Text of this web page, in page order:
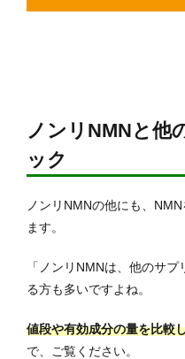
ノンリNMNと他
ック
ノンリNMNの他にも、
ます。
「ノンリNMNは、他のサ
る方も多いですよね。
値段や有効成分の量を比較
で、ご覧ください。